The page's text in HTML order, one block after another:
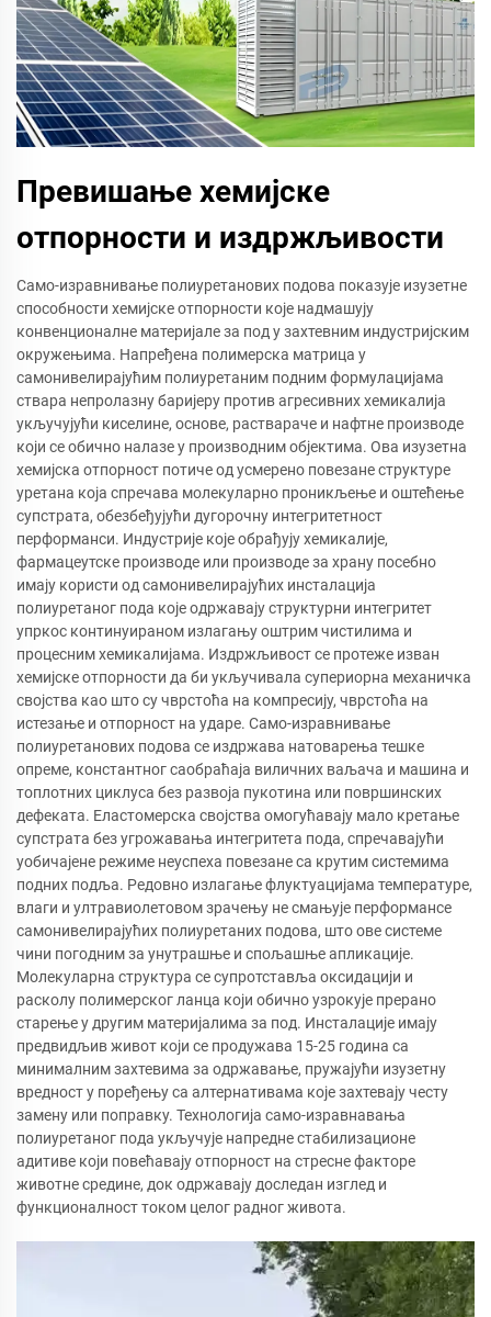
Превишање хемијске
отпорности и издржљивости
Само-изравнивање полиуретанових подова показује изузетне
способности хемијске отпорности које надмашују
конвенционалне материјале за под у захтевним индустријским
окружењима. Напређена полимерска матрица у
самонивелирајућим полиуретаним подним формулацијама
ствара непролазну баријеру против агресивних хемикалија
укључујући киселине, основе, раствараче и нафтне производе
који се обично налазе у производним објектима. Ова изузетна
хемијска отпорност потиче од усмерено повезане структуре
уретана која спречава молекуларно проникљење и оштећење
супстрата, обезбеђујући дугорочну интегритетност
перформанси. Индустрије које обрађују хемикалије,
фармацеутске производе или производе за храну посебно
имају користи од самонивелирајућих инсталација
полиуретаног пода које одржавају структурни интегритет
упркос континуираном излагању оштрим чистилима и
процесним хемикалијама. Издржљивост се протеже изван
хемијске отпорности да би укључивала супериорна механичка
својства као што су чврстоћа на компресију, чврстоћа на
истезање и отпорност на ударе. Само-изравнивање
полиуретанових подова се издржава натоварења тешке
опреме, константног саобраћаја виличних ваљача и машина и
топлотних циклуса без развоја пукотина или површинских
дефеката. Еластомерска својства омогућавају мало кретање
супстрата без угрожавања интегритета пода, спречавајући
уобичајене режиме неуспеха повезане са крутим системима
подних подља. Редовно излагање флуктуацијама температуре,
влаги и ултравиолетовом зрачењу не смањује перформансе
самонивелирајућих полиуретаних подова, што ове системе
чини погодним за унутрашње и спољашње апликације.
Молекуларна структура се супротставља оксидацији и
расколу полимерског ланца који обично узрокује прерано
старење у другим материјалима за под. Инсталације имају
предвидљив живот који се продужава 15-25 година са
минималним захтевима за одржавање, пружајући изузетну
вредност у поређењу са алтернативама које захтевају честу
замену или поправку. Технологија само-изравнавања
полиуретаног пода укључује напредне стабилизационе
адитиве који повећавају отпорност на стресне факторе
животне средине, док одржавају доследан изглед и
функционалност током целог радног живота.